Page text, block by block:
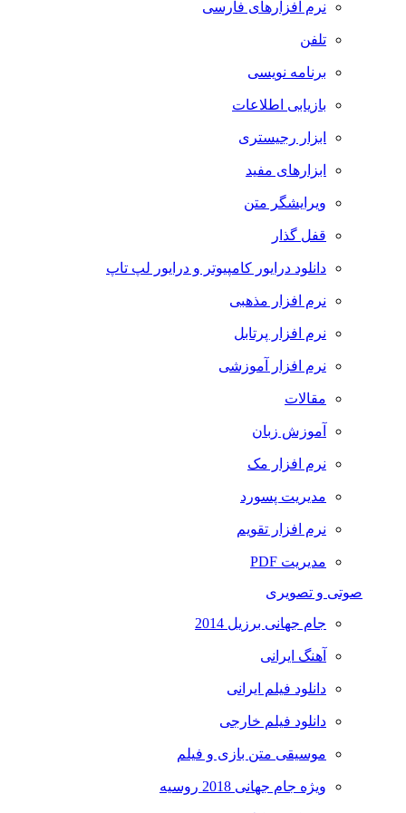
نرم افزارهای فارسی
تلفن
برنامه نویسی
بازیابی اطلاعات
ابزار رجیستری
ابزارهای مفید
ویرایشگر متن
قفل گذار
دانلود درایور کامپیوتر و درایور لپ تاپ
نرم افزار مذهبی
نرم افزار پرتابل
نرم افزار آموزشی
مقالات
آموزش زبان
نرم افزار مک
مدیریت پسورد
نرم افزار تقویم
مدیریت PDF
صوتی و تصویری
جام جهانی برزیل 2014
آهنگ ایرانی
دانلود فیلم ایرانی
دانلود فیلم خارجی
موسیقی متن بازی و فیلم
ویژه جام جهانی 2018 روسیه